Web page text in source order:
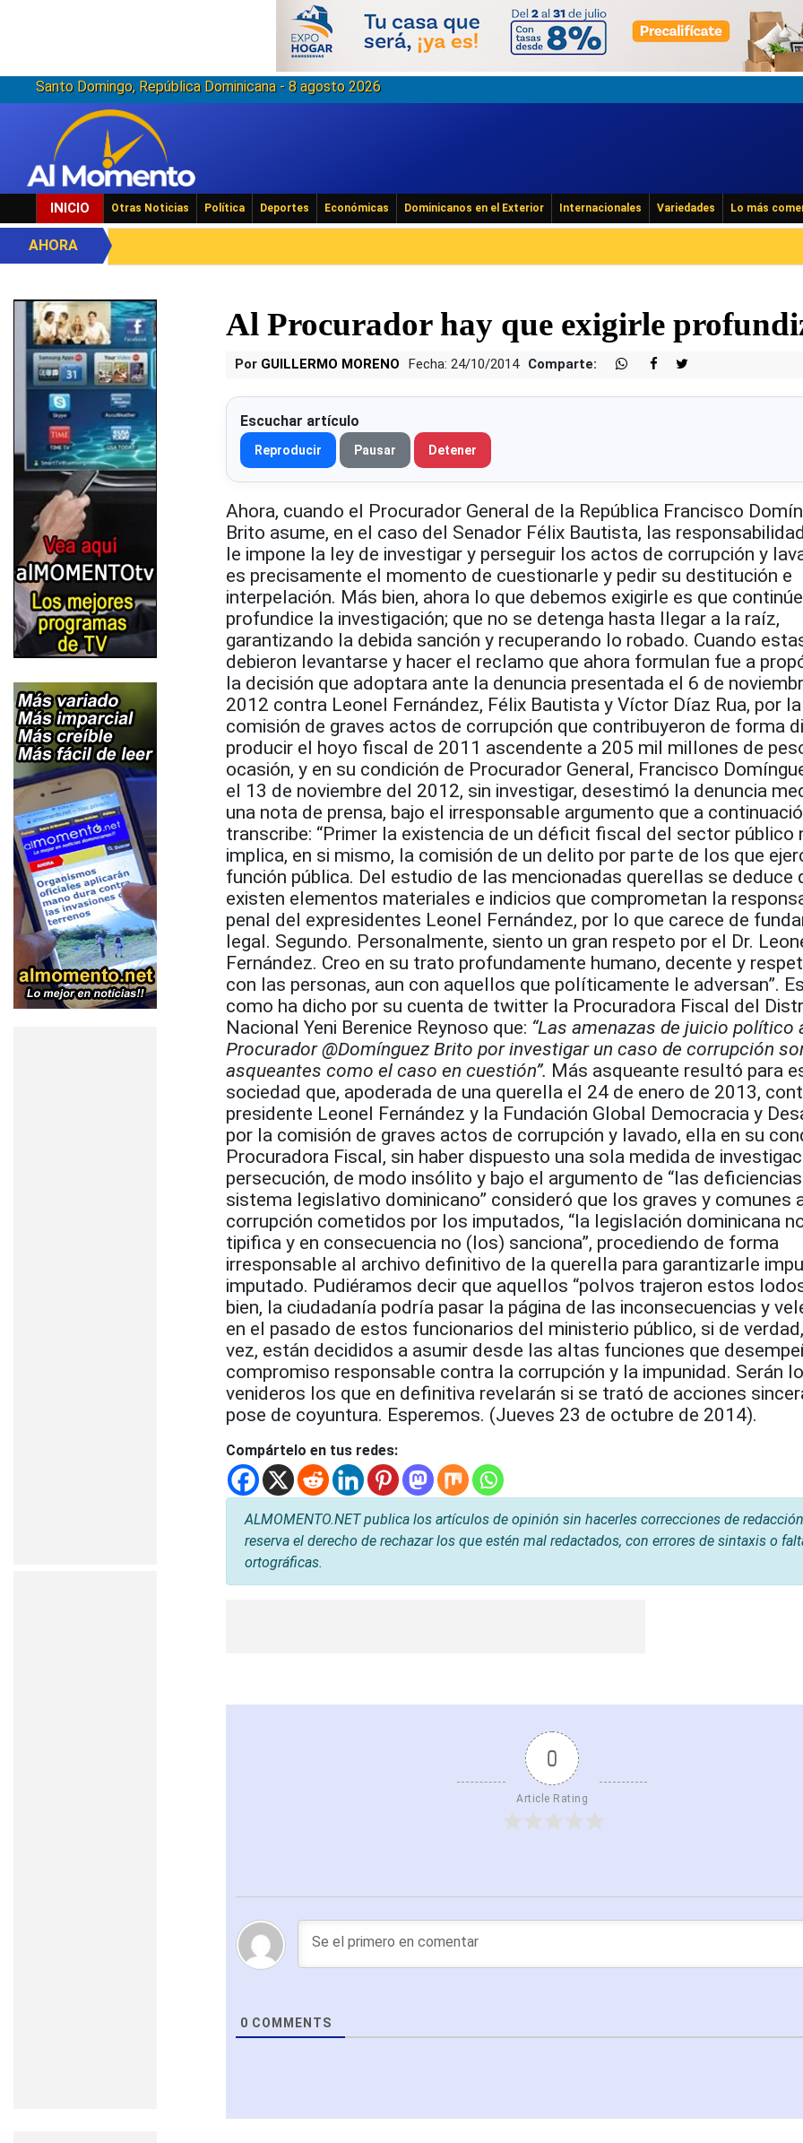
Santo Domingo, República Dominicana - 8 agosto 2026
INICIO Otras Noticias Política Deportes Económicas Dominicanos en el Exterior Internacionales Variedades Lo más
AHORA
Al Procurador hay que exigirle
Por GUILLERMO MORENO Fecha: 24/10/2014 Comparte:
Escuchar artículo
Reproducir Pausar Detener
Ahora, cuando el Procurador General de la República Francisco
Brito asume, en el caso del Senador Félix Bautista, las
le impone la ley de investigar y perseguir los actos de corrupción y
es precisamente el momento de cuestionarle y pedir su destitución e
interpelación. Más bien, ahora lo que debemos exigirle es que
profundice la investigación; que no se detenga hasta llegar a la raíz,
garantizando la debida sanción y recuperando lo robado. Cuando
debieron levantarse y hacer el reclamo que ahora formulan fue a
la decisión que adoptara ante la denuncia presentada el 6 de
2012 contra Leonel Fernández, Félix Bautista y Víctor Díaz Rua, por la
comisión de graves actos de corrupción que contribuyeron de forma
producir el hoyo fiscal de 2011 ascendente a 205 mil millones de
ocasión, y en su condición de Procurador General, Francisco
el 13 de noviembre del 2012, sin investigar, desestimó la denuncia
una nota de prensa, bajo el irresponsable argumento que a
transcribe: “Primer la existencia de un déficit fiscal del sector público
implica, en si mismo, la comisión de un delito por parte de los que
función pública. Del estudio de las mencionadas querellas se deduce
existen elementos materiales e indicios que comprometan la
penal del expresidentes Leonel Fernández, por lo que carece de
legal. Segundo. Personalmente, siento un gran respeto por el Dr.
Fernández. Creo en su trato profundamente humano, decente y
con las personas, aun con aquellos que políticamente le adversan”.
como ha dicho por su cuenta de twitter la Procuradora Fiscal del
Nacional Yeni Berenice Reynoso que: “Las amenazas de juicio político
Procurador @Domínguez Brito por investigar un caso de corrupción
asqueantes como el caso en cuestión”. Más asqueante resultó para
sociedad que, apoderada de una querella el 24 de enero de 2013,
presidente Leonel Fernández y la Fundación Global Democracia y
por la comisión de graves actos de corrupción y lavado, ella en su
Procuradora Fiscal, sin haber dispuesto una sola medida de
persecución, de modo insólito y bajo el argumento de “las
sistema legislativo dominicano” consideró que los graves y comunes
corrupción cometidos por los imputados, “la legislación dominicana
tipifica y en consecuencia no (los) sanciona”, procediendo de forma
irresponsable al archivo definitivo de la querella para garantizarle
imputado. Pudiéramos decir que aquellos “polvos trajeron estos
bien, la ciudadanía podría pasar la página de las inconsecuencias y
en el pasado de estos funcionarios del ministerio público, si de
vez, están decididos a asumir desde las altas funciones que
compromiso responsable contra la corrupción y la impunidad. Serán
venideros los que en definitiva revelarán si se trató de acciones
pose de coyuntura. Esperemos. (Jueves 23 de octubre de 2014).
Compártelo en tus redes:
ALMOMENTO.NET publica los artículos de opinión sin hacerles correcciones de
reserva el derecho de rechazar los que estén mal redactados, con errores de sintaxis o
ortográficas.
0
Article Rating
0 COMMENTS